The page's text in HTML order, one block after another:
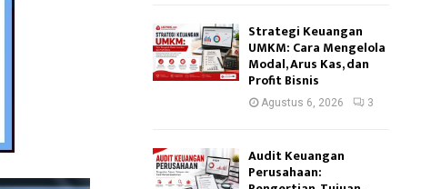
Strategi Keuangan
UMKM: Cara Mengelola
Modal, Arus Kas, dan
Profit Bisnis
Agustus 6, 2026 3
Audit Keuangan
Perusahaan: